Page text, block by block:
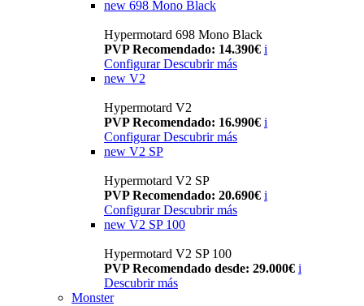
new 698 Mono Black
Hypermotard 698 Mono Black
PVP Recomendado: 14.390€ i
Configurar Descubrir más
new V2
Hypermotard V2
PVP Recomendado: 16.990€ i
Configurar Descubrir más
new V2 SP
Hypermotard V2 SP
PVP Recomendado: 20.690€ i
Configurar Descubrir más
new V2 SP 100
Hypermotard V2 SP 100
PVP Recomendado desde: 29.000€ i
Descubrir más
Monster